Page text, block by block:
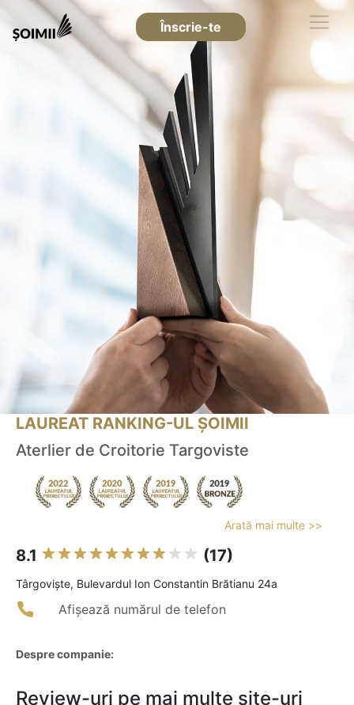
Înscrie-te
LAUREAT RANKING-UL ȘOIMII
Aterlier de Croitorie Targoviste
Arată mai multe >>
8.1 (17)
Târgovişte, Bulevardul Ion Constantin Brătianu 24a
Afișează numărul de telefon
Despre companie:
Review-uri pe mai multe site-uri